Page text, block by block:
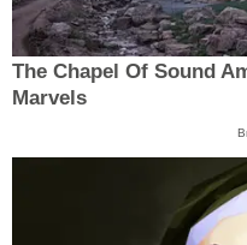
The Chapel Of Sound
Marvels